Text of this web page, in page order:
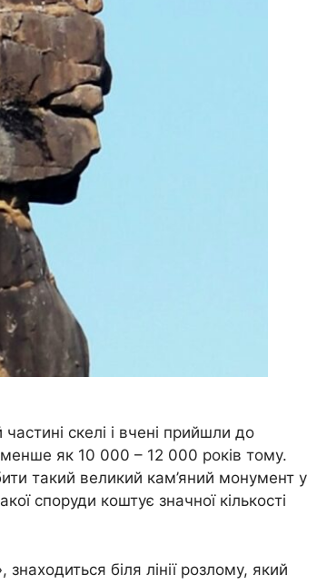
скелі і вчені прийшли до
як 10 000 – 12 000 років тому.
такий великий кам’яний монумент у
споруди коштує значної кількості
біля лінії розлому, який